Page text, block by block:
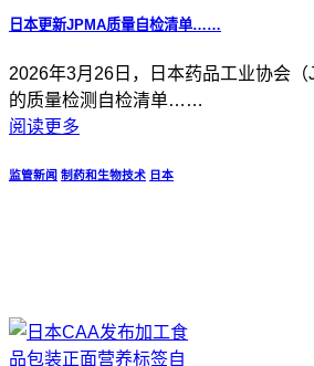
日本更新JPMA质量自检清单……
2026年3月26日，日本药品工业协会
的质量检测自检清单……
阅读更多
监管新闻 制药和生物技术 日本